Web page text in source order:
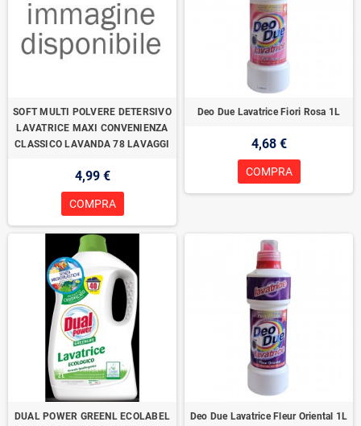
SOFT MULTI POLVERE DETERSIVO
LAVATRICE MAXI CONVENIENZA
CLASSICO LAVANDA 78 LAVAGGI
4,99 €
COMPRA
Deo Due Lavatrice Fiori Rosa 1L
4,68 €
COMPRA
DUAL POWER GREENL ECOLABEL
Deo Due Lavatrice Fleur Oriental 1L